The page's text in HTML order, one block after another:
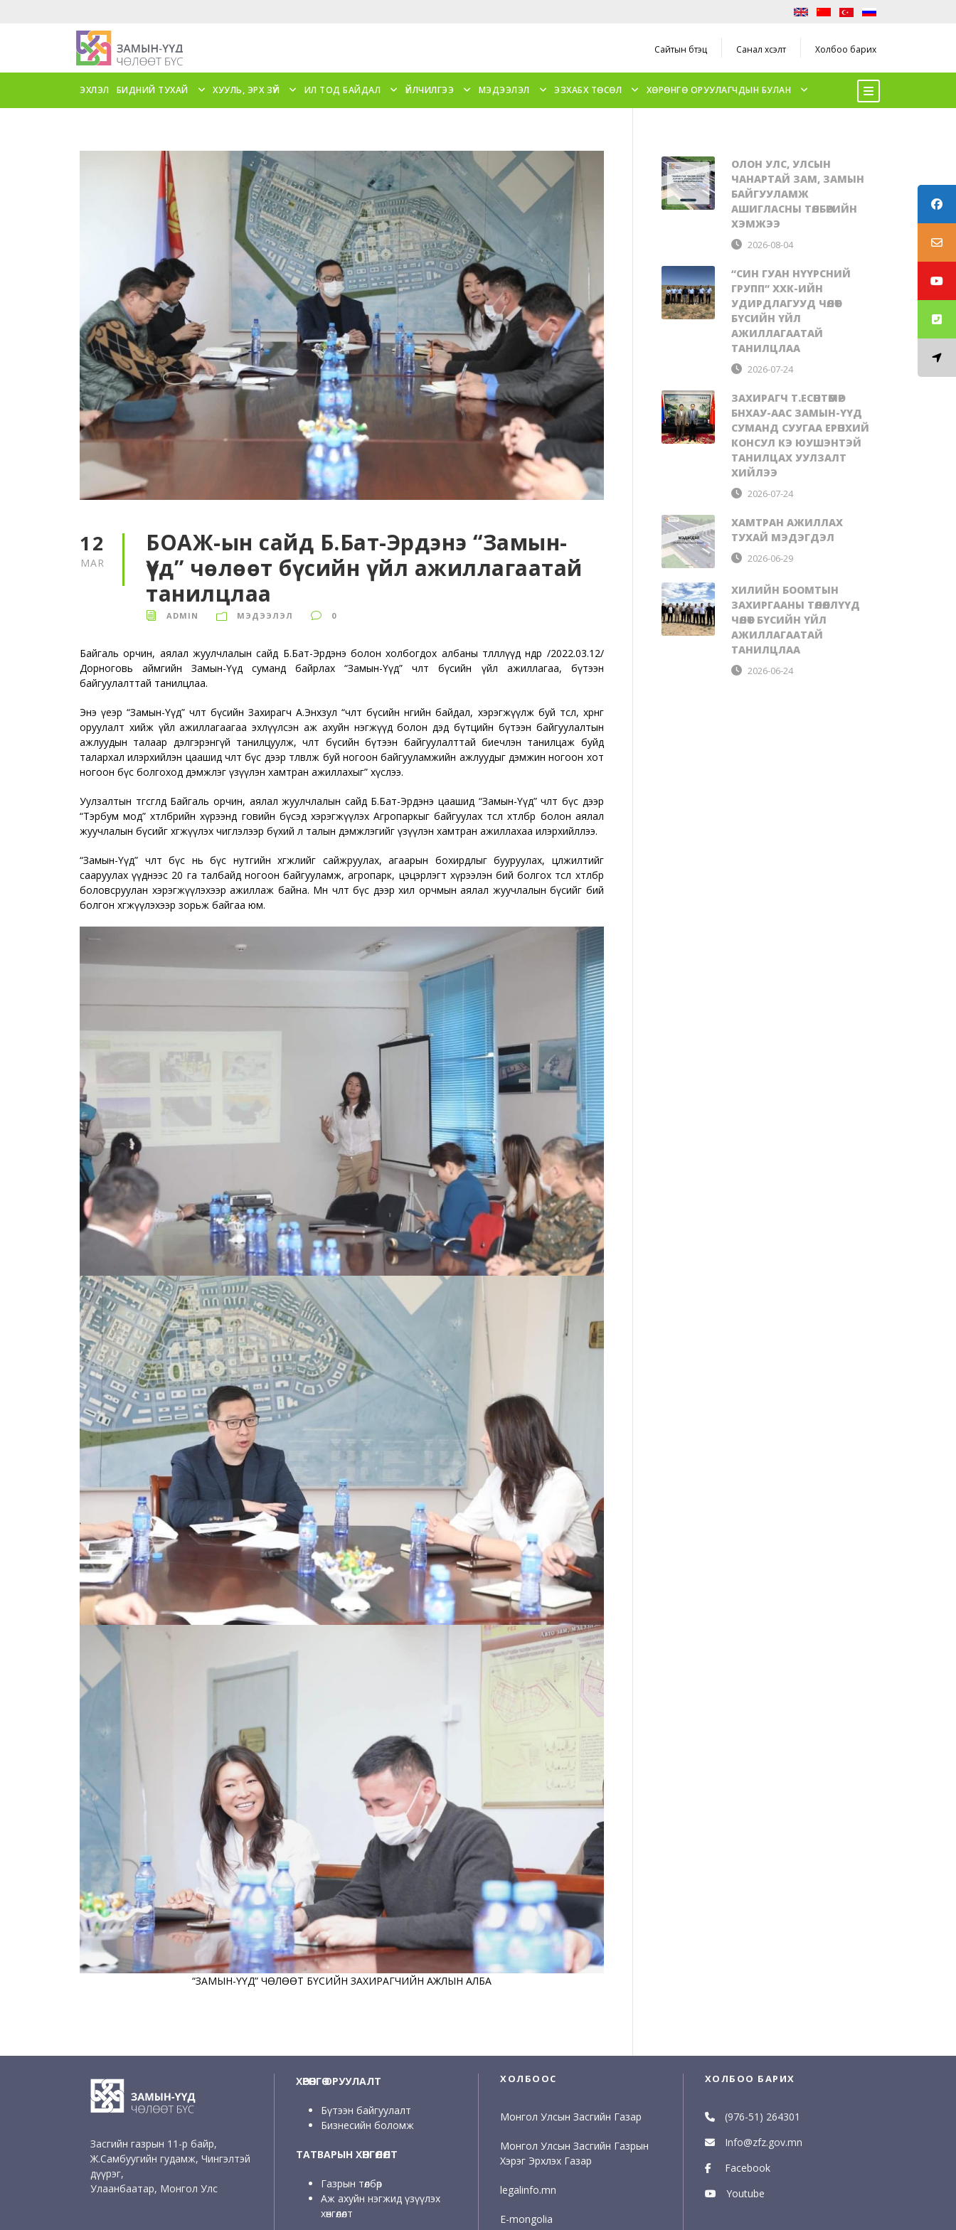
Сайтын бүтэц Санал хүсэлт Холбоо барих
ЭХЛЭЛ БИДНИЙ ТУХАЙ ХУУЛЬ, ЭРХ ЗҮЙ ИЛ ТОД БАЙДАЛ ҮЙЛЧИЛГЭЭ МЭДЭЭЛЭЛ ЭЗХАБХ ТӨСӨЛ ХӨРӨНГӨ ОРУУЛАГЧДЫН БУЛАН
12
MAR
БОАЖ-ын сайд Б.Бат-Эрдэнэ “Замын-
Үүд” чөлөөт бүсийн үйл ажиллагаатай
танилцлаа
ADMIN МЭДЭЭЛЭЛ 0
Байгаль орчин, аялал жуулчлалын сайд Б.Бат-Эрдэнэ болон холбогдох албаны төлөөллүүд өнөөдөр /2022.03.12/
Дорноговь аймгийн Замын-Үүд суманд байрлах “Замын-Үүд” чөлөөт бүсийн үйл ажиллагаа, бүтээн
байгуулалттай танилцлаа.
Энэ үеэр “Замын-Үүд” чөлөөт бүсийн Захирагч А.Энхзул “чөлөөт бүсийн өнөөгийн байдал, хэрэгжүүлж буй төсөл, хөрөнгө
оруулалт хийж үйл ажиллагаагаа эхлүүлсэн аж ахуйн нэгжүүд болон дэд бүтцийн бүтээн байгуулалтын
ажлуудын талаар дэлгэрэнгүй танилцуулж, чөлөөт бүсийн бүтээн байгуулалттай биечлэн танилцаж буйд
талархал илэрхийлэн цаашид чөлөөт бүс дээр төлөвлөж буй ногоон байгууламжийн ажлуудыг дэмжин ногоон хот
ногоон бүс болгоход дэмжлэг үзүүлэн хамтран ажиллахыг” хүслээ.
Уулзалтын төгсгөлд Байгаль орчин, аялал жуулчлалын сайд Б.Бат-Эрдэнэ цаашид “Замын-Үүд” чөлөөт бүс дээр
“Тэрбум мод” хөтөлбөрийн хүрээнд говийн бүсэд хэрэгжүүлэх Агропаркыг байгуулах төсөл хөтөлбөр болон аялал
жуучлалын бүсийг хөгжүүлэх чиглэлээр бүхий л талын дэмжлэгийг үзүүлэн хамтран ажиллахаа илэрхийллээ.
“Замын-Үүд” чөлөөт бүс нь бүс нутгийн хөгжлийг сайжруулах, агаарын бохирдлыг бууруулах, цөлжилтийг
сааруулах үүднээс 20 га талбайд ногоон байгууламж, агропарк, цэцэрлэгт хүрээлэн бий болгох төсөл хөтөлбөр
боловсруулан хэрэгжүүлэхээр ажиллаж байна. Мөн чөлөөт бүс дээр хил орчмын аялал жуучлалын бүсийг бий
болгон хөгжүүлэхээр зорьж байгаа юм.
“ЗАМЫН-ҮҮД” ЧӨЛӨӨТ БҮСИЙН ЗАХИРАГЧИЙН АЖЛЫН АЛБА
ОЛОН УЛС, УЛСЫН
ЧАНАРТАЙ ЗАМ, ЗАМЫН
БАЙГУУЛАМЖ
АШИГЛАСНЫ ТӨЛБӨРИЙН
ХЭМЖЭЭ
2026-08-04
“СИН ГУАН НҮҮРСНИЙ
ГРУПП” ХХК-ИЙН
УДИРДЛАГУУД ЧӨЛӨӨТ
БҮСИЙН ҮЙЛ
АЖИЛЛАГААТАЙ
ТАНИЛЦЛАА
2026-07-24
ЗАХИРАГЧ Т.ЕСӨНТӨМӨР
БНХАУ-ААС ЗАМЫН-ҮҮД
СУМАНД СУУГАА ЕРӨНХИЙ
КОНСУЛ КЭ ЮУШЭНТЭЙ
ТАНИЛЦАХ УУЛЗАЛТ
ХИЙЛЭЭ
2026-07-24
ХАМТРАН АЖИЛЛАХ
ТУХАЙ МЭДЭГДЭЛ
2026-06-29
ХИЛИЙН БООМТЫН
ЗАХИРГААНЫ ТӨЛӨӨЛЛҮҮД
ЧӨЛӨӨТ БҮСИЙН ҮЙЛ
АЖИЛЛАГААТАЙ
ТАНИЛЦЛАА
2026-06-24
Засгийн газрын 11-р байр,
Ж.Самбуугийн гудамж, Чингэлтэй
дүүрэг,
Улаанбаатар, Монгол Улс
ХӨРӨНГӨ ОРУУЛАЛТ
Бүтээн байгуулалт
Бизнесийн боломж
ТАТВАРЫН ХӨНГӨЛӨЛТ
Газрын төлбөр
Аж ахуйн нэгжид үзүүлэх
хөнгөлөлт
ХОЛБООС
Монгол Улсын Засгийн Газар
Монгол Улсын Засгийн Газрын
Хэрэг Эрхлэх Газар
legalinfo.mn
E-mongolia
ХОЛБОО БАРИХ
(976-51) 264301
Info@zfz.gov.mn
Facebook
Youtube